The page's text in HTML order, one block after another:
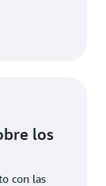
los
con las